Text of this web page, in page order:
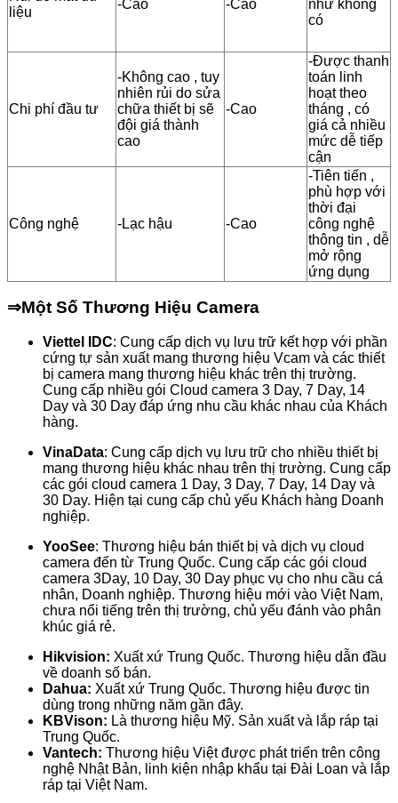
liệu
-Cao -Cao
như không
có
Chi phí đầu tư
-Không cao , tuy
nhiên rủi do sửa
chữa thiết bị sẽ
đội giá thành
cao
-Cao
-Được thanh
toán linh
hoạt theo
tháng , có
giá cả nhiều
mức dễ tiếp
cận
Công nghệ -Lạc hậu -Cao
-Tiên tiến ,
phù hợp với
thời đại
công nghệ
thông tin , dễ
mở rộng
ứng dụng
⇒Một Số Thương Hiệu Camera
Viettel IDC: Cung cấp dịch vụ lưu trữ kết hợp với phần
cứng tự sản xuất mang thương hiệu Vcam và các thiết
bị camera mang thương hiệu khác trên thị trường.
Cung cấp nhiều gói Cloud camera 3 Day, 7 Day, 14
Day và 30 Day đáp ứng nhu cầu khác nhau của Khách
hàng.
VinaData: Cung cấp dịch vụ lưu trữ cho nhiều thiết bị
mang thương hiệu khác nhau trên thị trường. Cung cấp
các gói cloud camera 1 Day, 3 Day, 7 Day, 14 Day và
30 Day. Hiện tại cung cấp chủ yếu Khách hàng Doanh
nghiệp.
YooSee: Thương hiệu bán thiết bị và dịch vụ cloud
camera đến từ Trung Quốc. Cung cấp các gói cloud
camera 3Day, 10 Day, 30 Day phục vụ cho nhu cầu cá
nhân, Doanh nghiệp. Thương hiệu mới vào Việt Nam,
chưa nổi tiếng trên thị trường, chủ yếu đánh vào phân
khúc giá rẻ.
Hikvision: Xuất xứ Trung Quốc. Thương hiệu dẫn đầu
về doanh số bán.
Dahua: Xuất xứ Trung Quốc. Thương hiệu được tin
dùng trong những năm gần đây.
KBVison: Là thương hiệu Mỹ. Sản xuất và lắp ráp tại
Trung Quốc.
Vantech: Thương hiệu Việt được phát triển trên công
nghệ Nhật Bản, linh kiện nhập khẩu tại Đài Loan và lắp
ráp tại Việt Nam.